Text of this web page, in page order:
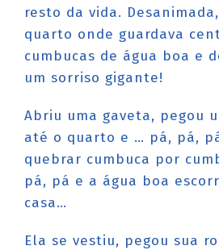
resto da vida.
quarto onde guardava
cumbucas de água boa e
um sorriso gigante!
Abriu uma gaveta, pegou
até o quarto e … pá, pá,
quebrar cumbuca por
pá, pá e a água boa
casa…
Ela se vestiu, pegou sua